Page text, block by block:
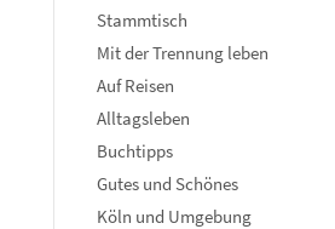
Stammtisch
Mit der Trennung leben
Auf Reisen
Alltagsleben
Buchtipps
Gutes und Schönes
Köln und Umgebung